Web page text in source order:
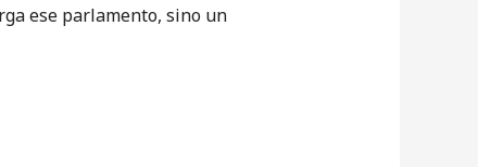
ese parlamento, sino un